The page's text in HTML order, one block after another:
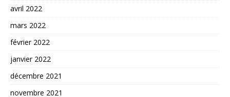
avril 2022
mars 2022
février 2022
janvier 2022
décembre 2021
novembre 2021